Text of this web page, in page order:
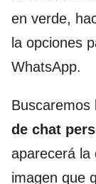
en verde,
la opciones
WhatsApp.
Buscaremos
de chat
aparecerá la
imagen que